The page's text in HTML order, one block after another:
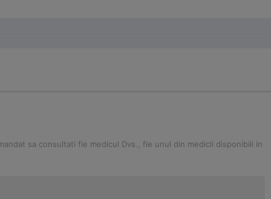
sa consultati fie medicul Dvs., fie unul din medicii disponibili in